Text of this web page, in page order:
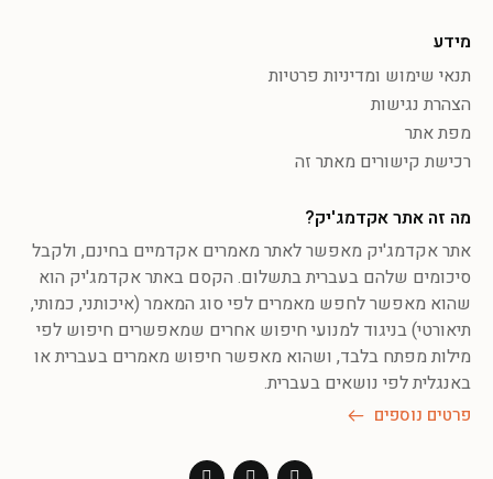
מידע
תנאי שימוש ומדיניות פרטיות
הצהרת נגישות
מפת אתר
רכישת קישורים מאתר זה
מה זה אתר אקדמג'יק?
אתר אקדמג'יק מאפשר לאתר מאמרים אקדמיים בחינם, ולקבל
סיכומים שלהם בעברית בתשלום. הקסם באתר אקדמג'יק הוא
שהוא מאפשר לחפש מאמרים לפי סוג המאמר (איכותני, כמותי,
תיאורטי) בניגוד למנועי חיפוש אחרים שמאפשרים חיפוש לפי
מילות מפתח בלבד, ושהוא מאפשר חיפוש מאמרים בעברית או
באנגלית לפי נושאים בעברית.
פרטים נוספים